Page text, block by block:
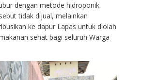
dengan metode hidroponik.
tidak dijual, melainkan
ke dapur Lapas untuk diolah
sehat bagi seluruh Warga